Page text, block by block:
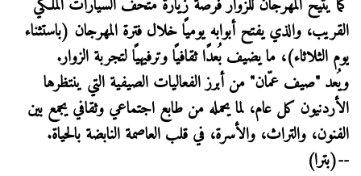
كما يتيح المهرجان للزوار فرصة زيارة متحف السيارات الملكي
القريب، والذي يفتح أبوابه يوميًا خلال فترة المهرجان (باستثناء
يوم الثلاثاء)، ما يضيف بُعدًا ثقافيًا وترفيهيًا لتجربة الزوار.
ويُعد "صيف عمّان" من أبرز الفعاليات الصيفية التي ينتظرها
الأردنيون كل عام، لما يحمله من طابع اجتماعي وثقافي يجمع بين
الفنون، والتراث، والأسرة، في قلب العاصمة النابضة بالحياة.
--(بترا)